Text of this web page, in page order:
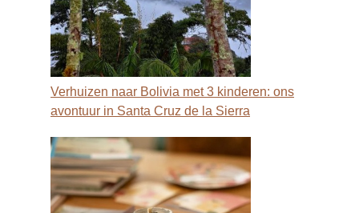
Verhuizen naar Bolivia met 3 kinderen: ons
avontuur in Santa Cruz de la Sierra